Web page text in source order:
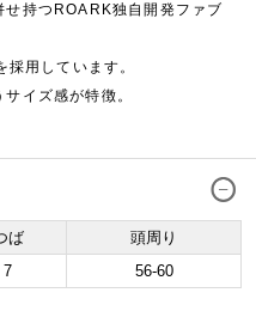
持つROARK独自開発ファブ
用しています。
イズ感が特徴。
ば
頭周り
7 56-60